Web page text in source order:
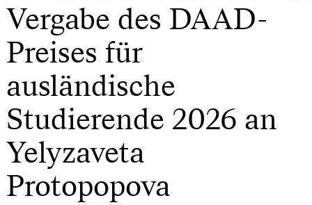
Vergabe des DAAD-
Preises für
ausländische
Studierende 2026 an
Yelyzaveta
Protopopova